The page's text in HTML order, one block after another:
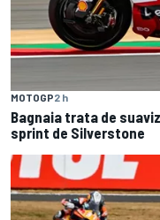
MOTOGP2 h
Bagnaia trata de
sprint de Silverstone